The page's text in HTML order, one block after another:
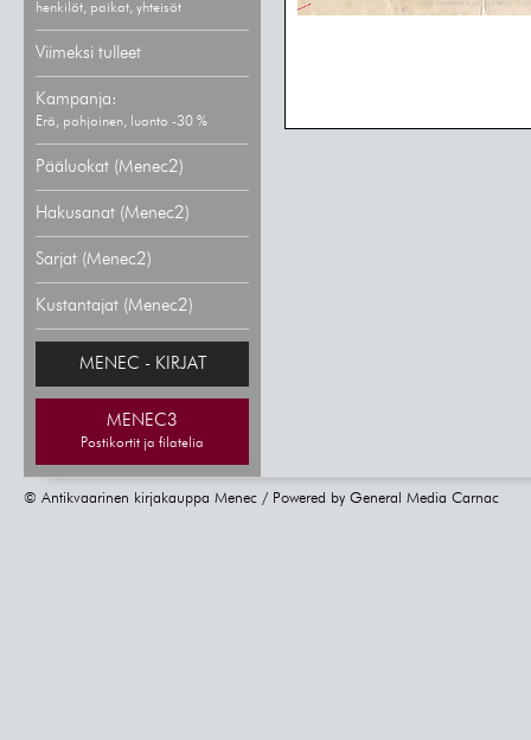
henkilöt, paikat, yhteisöt
Viimeksi tulleet
Kampanja:
Erä, pohjoinen, luonto -30 %
Pääluokat (Menec2)
Hakusanat (Menec2)
Sarjat (Menec2)
Kustantajat (Menec2)
MENEC - KIRJAT
MENEC3
Postikortit ja filatelia
© Antikvaarinen kirjakauppa Menec / Powered by General Media Carnac